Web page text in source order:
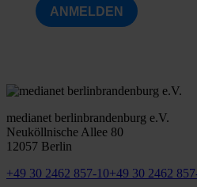
ANMELDEN
medianet berlinbrandenburg e.V.
Neuköllnische Allee 80
12057 Berlin
+49 30 2462 857-10+49 30 2462